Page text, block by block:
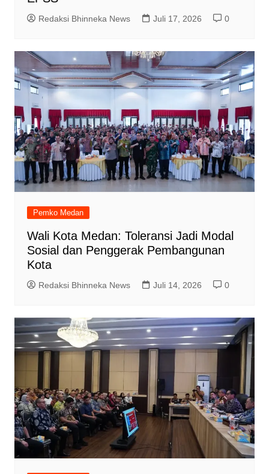
Redaksi Bhinneka News Juli 17, 2026 0
Pemko Medan
Wali Kota Medan: Toleransi Jadi Modal
Sosial dan Penggerak Pembangunan
Kota
Redaksi Bhinneka News Juli 14, 2026 0